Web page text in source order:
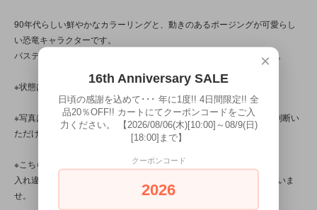
90年代らしい鮮やかなカラーリングと、動きのあるポージングが可愛らし
い恐竜キャラクターです。
パステル調でドリーミーな雰囲気のパッケージイラストも魅力的です。
※状態は、8枚の写真と併せてご確認ください。
※写真は、光の当たり方によって見え方が変わるため、トータル的に判断い
ただけると幸いです。
※こちらの商品は店頭でも販売しています。
入れ違いで完売してしまう場合がございます。その際はご容赦くださいま
せ。
×
16th Anniversary SALE
日頃の感謝を込めて･･･ 年に1度!! 4日間限定!! 全
品20％OFF!! カートにてクーポンコードをご入
力ください。 【2026/08/06(木)[10:00]～08/9(日)
[18:00]まで】
クーポンコード
2026